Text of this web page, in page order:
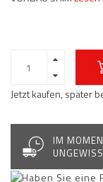
Jetzt kaufen, später
IM